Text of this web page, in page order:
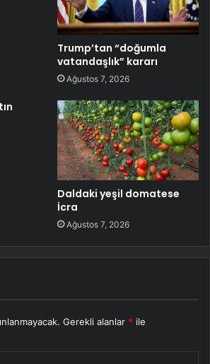
Trump’tan “doğumla
vatandaşlık” kararı
Ağustos 7, 2026
Daldaki yeşil domatese
İcra
Ağustos 7, 2026
Gerekli alanlar * ile